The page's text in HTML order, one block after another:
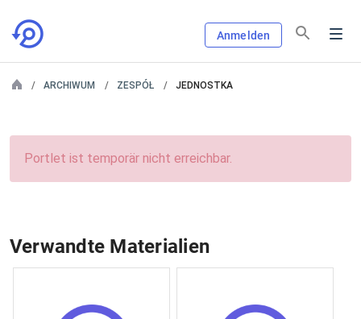
Anmelden
ARCHIWUM ZESPÓŁ JEDNOSTKA
Portlet ist temporär nicht erreichbar.
Verwandte Materialien